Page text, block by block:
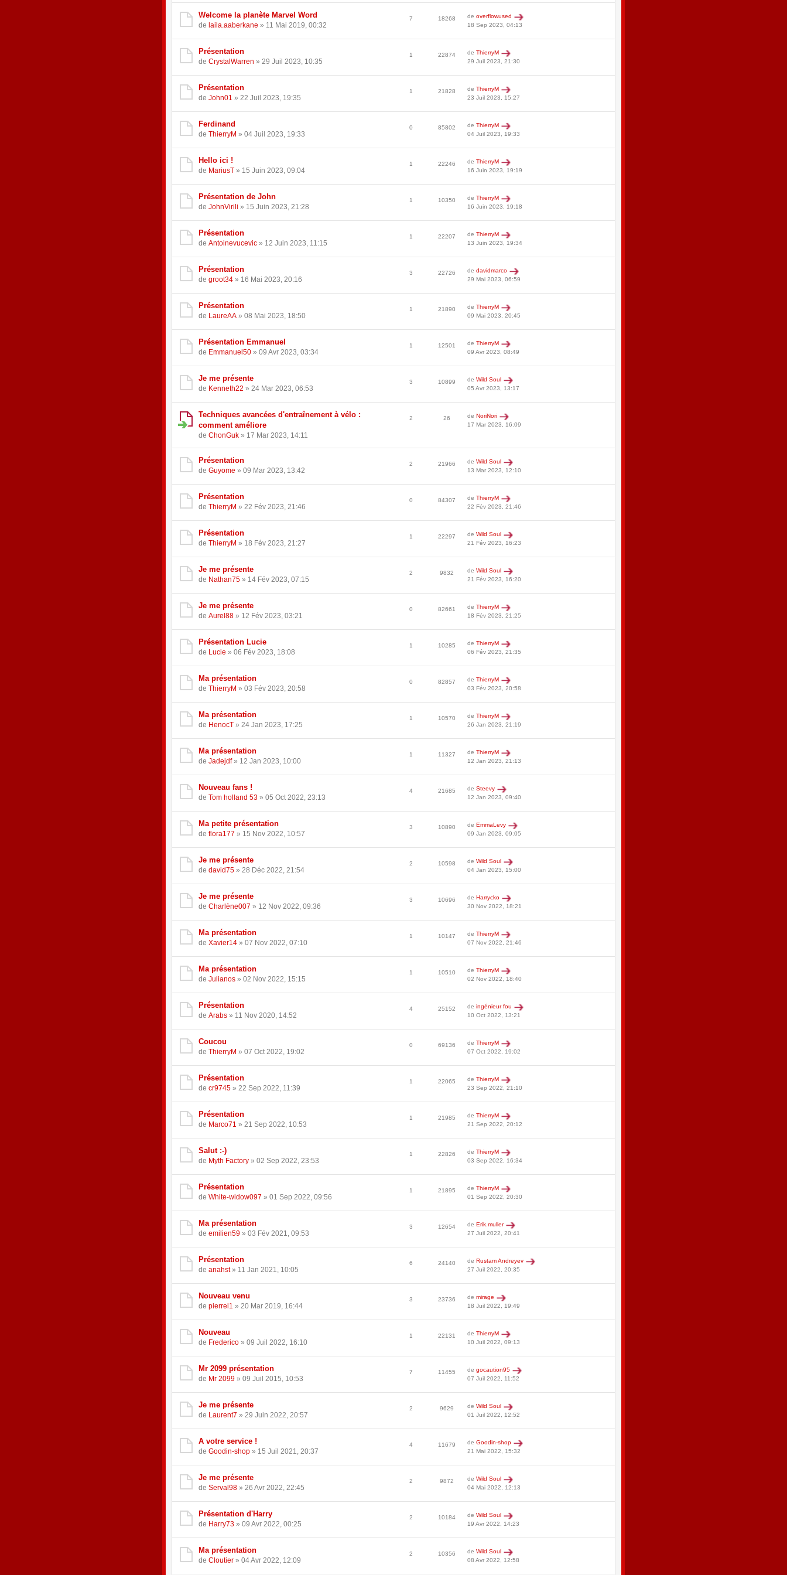
Welcome la planète Marvel Word
de laila.aaberkane » 11 Mai 2019, 00:32
7 18268 de overflowused
18 Sep 2023, 04:13
Présentation
de CrystalWarren » 29 Juil 2023, 10:35
1 22874 de ThierryM
29 Juil 2023, 21:30
Présentation
de John01 » 22 Juil 2023, 19:35
1 21828 de ThierryM
23 Juil 2023, 15:27
Ferdinand
de ThierryM » 04 Juil 2023, 19:33
0 85802 de ThierryM
04 Juil 2023, 19:33
Hello ici !
de MariusT » 15 Juin 2023, 09:04
1 22246 de ThierryM
16 Juin 2023, 19:19
Présentation de John
de JohnVirili » 15 Juin 2023, 21:28
1 10350 de ThierryM
16 Juin 2023, 19:18
Présentation
de Antoinevucevic » 12 Juin 2023, 11:15
1 22207 de ThierryM
13 Juin 2023, 19:34
Présentation
de groot34 » 16 Mai 2023, 20:16
3 22726 de davidmarco
29 Mai 2023, 06:59
Présentation
de LaureAA » 08 Mai 2023, 18:50
1 21890 de ThierryM
09 Mai 2023, 20:45
Présentation Emmanuel
de Emmanuel50 » 09 Avr 2023, 03:34
1 12501 de ThierryM
09 Avr 2023, 08:49
Je me présente
de Kenneth22 » 24 Mar 2023, 06:53
3 10899 de Wild Soul
05 Avr 2023, 13:17
Techniques avancées d'entraînement à vélo :
comment améliore
de ChonGuk » 17 Mar 2023, 14:11
2 26 de NoriNori
17 Mar 2023, 16:09
Présentation
de Guyome » 09 Mar 2023, 13:42
2 21966 de Wild Soul
13 Mar 2023, 12:10
Présentation
de ThierryM » 22 Fév 2023, 21:46
0 84307 de ThierryM
22 Fév 2023, 21:46
Présentation
de ThierryM » 18 Fév 2023, 21:27
1 22297 de Wild Soul
21 Fév 2023, 16:23
Je me présente
de Nathan75 » 14 Fév 2023, 07:15
2 9832 de Wild Soul
21 Fév 2023, 16:20
Je me présente
de Aurel88 » 12 Fév 2023, 03:21
0 82661 de ThierryM
18 Fév 2023, 21:25
Présentation Lucie
de Lucie » 06 Fév 2023, 18:08
1 10285 de ThierryM
06 Fév 2023, 21:35
Ma présentation
de ThierryM » 03 Fév 2023, 20:58
0 82857 de ThierryM
03 Fév 2023, 20:58
Ma présentation
de HenocT » 24 Jan 2023, 17:25
1 10570 de ThierryM
26 Jan 2023, 21:19
Ma présentation
de Jadejdf» 12 Jan 2023, 10:00
1 11327 de ThierryM
12 Jan 2023, 21:13
Nouveau fans !
de Tom holland 53 » 05 Oct 2022, 23:13
4 21685 de Steevy
12 Jan 2023, 09:40
Ma petite présentation
de flora177 » 15 Nov 2022, 10:57
3 10890 de EmmaLevy
09 Jan 2023, 09:05
Je me présente
de david75 » 28 Déc 2022, 21:54
2 10598 de Wild Soul
04 Jan 2023, 15:00
Je me présente
de Charlène007 » 12 Nov 2022, 09:36
3 10696 de Harrycko
30 Nov 2022, 18:21
Ma présentation
de Xavier14 » 07 Nov 2022, 07:10
1 10147 de ThierryM
07 Nov 2022, 21:46
Ma présentation
de Julianos » 02 Nov 2022, 15:15
1 10510 de ThierryM
02 Nov 2022, 18:40
Présentation
de Arabs » 11 Nov 2020, 14:52
4 25152 de ingénieur fou
10 Oct 2022, 13:21
Coucou
de ThierryM » 07 Oct 2022, 19:02
0 69136 de ThierryM
07 Oct 2022, 19:02
Présentation
de cr9745 » 22 Sep 2022, 11:39
1 22065 de ThierryM
23 Sep 2022, 21:10
Présentation
de Marco71 » 21 Sep 2022, 10:53
1 21985 de ThierryM
21 Sep 2022, 20:12
Salut :-)
de Myth Factory » 02 Sep 2022, 23:53
1 22826 de ThierryM
03 Sep 2022, 16:34
Présentation
de White-widow097 » 01 Sep 2022, 09:56
1 21895 de ThierryM
01 Sep 2022, 20:30
Ma présentation
de emilien59 » 03 Fév 2021, 09:53
3 12654 de Erik.muller
27 Juil 2022, 20:41
Présentation
de anahst» 11 Jan 2021, 10:05
6 24140 de Rustam Andreyev
27 Juil 2022, 20:35
Nouveau venu
de pierrel1 » 20 Mar 2019, 16:44
3 23736 de mirage
18 Juil 2022, 19:49
Nouveau
de Frederico » 09 Juil 2022, 16:10
1 22131 de ThierryM
10 Juil 2022, 09:13
Mr 2099 présentation
de Mr 2099 » 09 Juil 2015, 10:53
7 11455 de gocaution95
07 Juil 2022, 11:52
Je me présente
de Laurent7 » 29 Juin 2022, 20:57
2 9629 de Wild Soul
01 Juil 2022, 12:52
A votre service !
de Goodin-shop » 15 Juil 2021, 20:37
4 11679 de Goodin-shop
21 Mai 2022, 15:32
Je me présente
de Serval98 » 26 Avr 2022, 22:45
2 9872 de Wild Soul
04 Mai 2022, 12:13
Présentation d'Harry
de Harry73 » 09 Avr 2022, 00:25
2 10184 de Wild Soul
19 Avr 2022, 14:23
Ma présentation
de Cloutier » 04 Avr 2022, 12:09
2 10356 de Wild Soul
08 Avr 2022, 12:58